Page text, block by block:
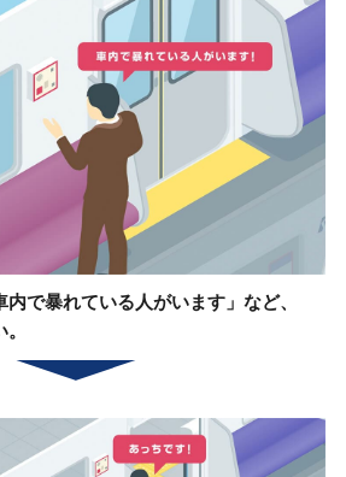
内で暴れている人がいます」など、